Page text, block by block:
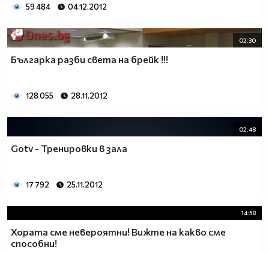
59 484 04.12.2012
02:30
Българка разби света на брейк !!!
128 055 28.11.2012
02:48
Gotv - Тренировки в зала
17 792 25.11.2012
14:58
Хората сме невероятни! Вижте на какво сме
способни!